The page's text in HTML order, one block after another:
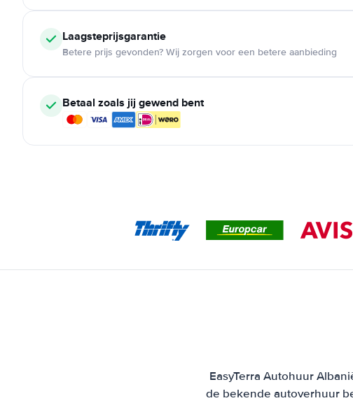
Laagsteprijsgarantie
Betere prijs gevonden? Wij zorgen voor een betere aanbieding
Betaal zoals jij gewend bent
EasyTerra Autohuur
de bekende autoverhuur